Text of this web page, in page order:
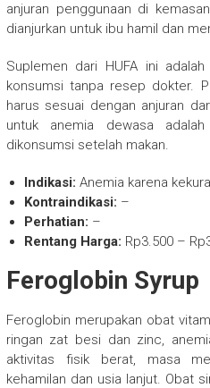
anjuran penggunaan di
dianjurkan untuk ibu hamil dan
Suplemen dari HUFA ini
konsumsi tanpa resep dokter.
harus sesuai dengan anjuran
untuk anemia dewasa
dikonsumsi setelah makan.
Indikasi: Anemia karena
Kontraindikasi: –
Perhatian: –
Rentang Harga: Rp3.500 –
Feroglobin Syrup
Feroglobin merupakan obat
ringan zat besi dan zinc,
aktivitas fisik berat, masa
kehamilan dan usia lanjut. Obat